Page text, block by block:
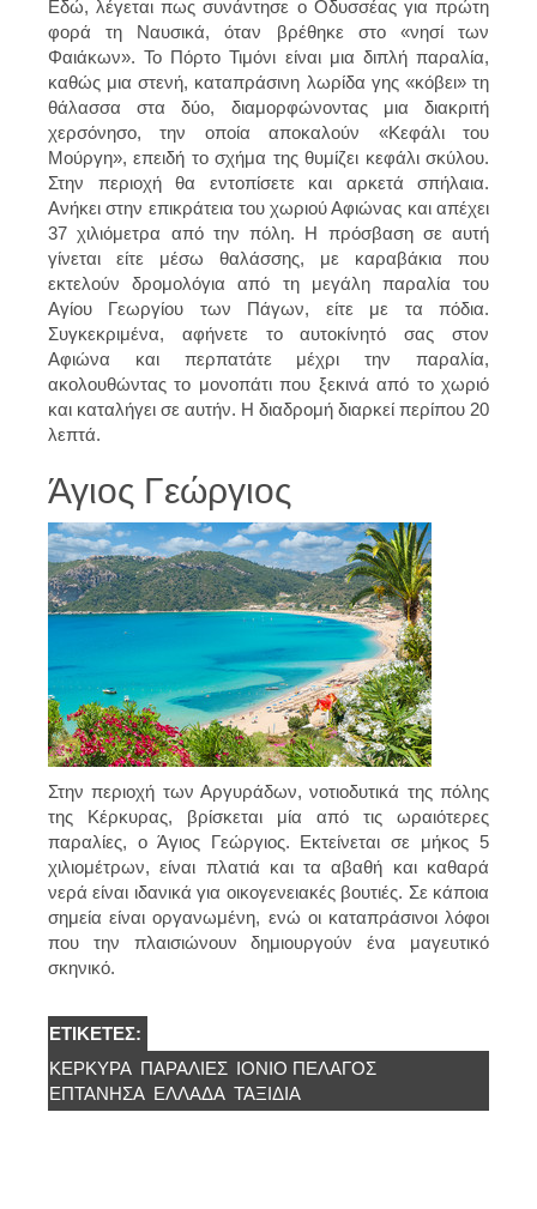
Εδώ, λέγεται πως συνάντησε ο Οδυσσέας για πρώτη
φορά τη Ναυσικά, όταν βρέθηκε στο «νησί των
Φαιάκων». Το Πόρτο Τιμόνι είναι μια διπλή παραλία,
καθώς μια στενή, καταπράσινη λωρίδα γης «κόβει» τη
θάλασσα στα δύο, διαμορφώνοντας μια διακριτή
χερσόνησο, την οποία αποκαλούν «Κεφάλι του
Μούργη», επειδή το σχήμα της θυμίζει κεφάλι σκύλου.
Στην περιοχή θα εντοπίσετε και αρκετά σπήλαια.
Ανήκει στην επικράτεια του χωριού Αφιώνας και απέχει
37 χιλιόμετρα από την πόλη. Η πρόσβαση σε αυτή
γίνεται είτε μέσω θαλάσσης, με καραβάκια που
εκτελούν δρομολόγια από τη μεγάλη παραλία του
Αγίου Γεωργίου των Πάγων, είτε με τα πόδια.
Συγκεκριμένα, αφήνετε το αυτοκίνητό σας στον
Αφιώνα και περπατάτε μέχρι την παραλία,
ακολουθώντας το μονοπάτι που ξεκινά από το χωριό
και καταλήγει σε αυτήν. Η διαδρομή διαρκεί περίπου 20
λεπτά.
Άγιος Γεώργιος
Στην περιοχή των Αργυράδων, νοτιοδυτικά της πόλης
της Κέρκυρας, βρίσκεται μία από τις ωραιότερες
παραλίες, ο Άγιος Γεώργιος. Εκτείνεται σε μήκος 5
χιλιομέτρων, είναι πλατιά και τα αβαθή και καθαρά
νερά είναι ιδανικά για οικογενειακές βουτιές. Σε κάποια
σημεία είναι οργανωμένη, ενώ οι καταπράσινοι λόφοι
που την πλαισιώνουν δημιουργούν ένα μαγευτικό
σκηνικό.
ΕΤΙΚΈΤΕΣ:
ΚΈΡΚΥΡΑ ΠΑΡΑΛΊΕΣ ΙΌΝΙΟ ΠΈΛΑΓΟΣ
ΕΠΤΑΝΗΣΑ ΕΛΛΆΔΑ ΤΑΞΙΔΙΑ